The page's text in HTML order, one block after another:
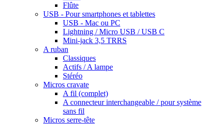
Flûte
USB - Pour smartphones et tablettes
USB - Mac ou PC
Lightning / Micro USB / USB C
Mini-jack 3,5 TRRS
A ruban
Classiques
Actifs / A lampe
Stéréo
Micros cravate
A fil (complet)
A connecteur interchangeable / pour système
sans fil
Micros serre-tête